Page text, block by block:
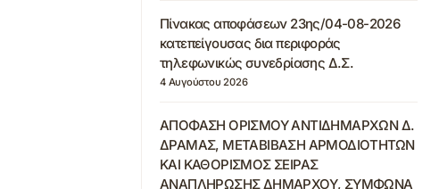
Πίνακας αποφάσεων 23ης/04-08-2026
κατεπείγουσας δια περιφοράς
τηλεφωνικώς συνεδρίασης Δ.Σ.
4 Αυγούστου 2026
ΑΠΟΦΑΣΗ ΟΡΙΣΜΟΥ ΑΝΤΙΔΗΜΑΡΧΩΝ Δ.
ΔΡΑΜΑΣ, ΜΕΤΑΒΙΒΑΣΗ ΑΡΜΟΔΙΟΤΗΤΩΝ
ΚΑΙ ΚΑΘΟΡΙΣΜΟΣ ΣΕΙΡΑΣ
ΑΝΑΠΛΗΡΩΣΗΣ ΔΗΜΑΡΧΟΥ, ΣΥΜΦΩΝΑ